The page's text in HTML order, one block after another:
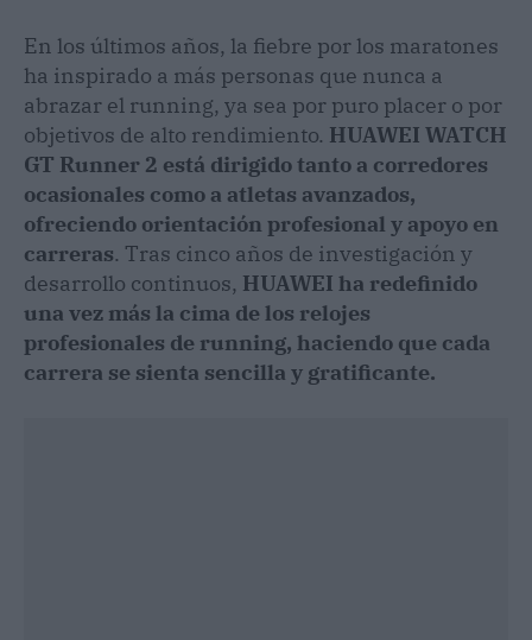
En los últimos años, la fiebre por los maratones
ha inspirado a más personas que nunca a
abrazar el running, ya sea por puro placer o por
objetivos de alto rendimiento. HUAWEI WATCH
GT Runner 2 está dirigido tanto a corredores
ocasionales como a atletas avanzados,
ofreciendo orientación profesional y apoyo en
carreras. Tras cinco años de investigación y
desarrollo continuos, HUAWEI ha redefinido
una vez más la cima de los relojes
profesionales de running, haciendo que cada
carrera se sienta sencilla y gratificante.